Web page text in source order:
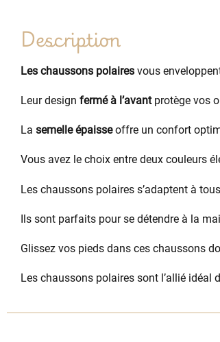
Description
Les chaussons polaires vous
Leur design fermé à l’avantprotège vos
La semelle épaisseoffre un confort
Vous avez le choix entre deux couleurs
Les chaussons polaires s’adaptent à
Ils sont parfaits pour se détendre à la
Glissez vos pieds dans ces chaussons
Les chaussons polaires sont l’allié